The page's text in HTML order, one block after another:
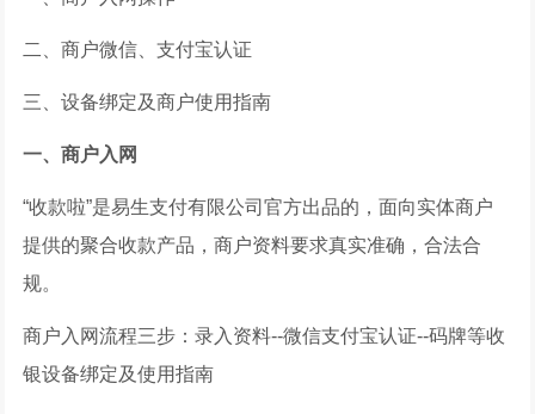
二、商户微信、支付宝认证
三、设备绑定及商户使用指南
一、商户入网
“收款啦”是易生支付有限公司官方出品的，面向实体商户
提供的聚合收款产品，商户资料要求真实准确，合法合
规。
商户入网流程三步：录入资料--微信支付宝认证--码牌等收
银设备绑定及使用指南